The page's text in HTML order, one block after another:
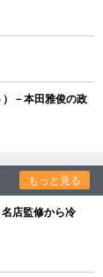
－本田雅俊の政
もっと見る
店監修から冷